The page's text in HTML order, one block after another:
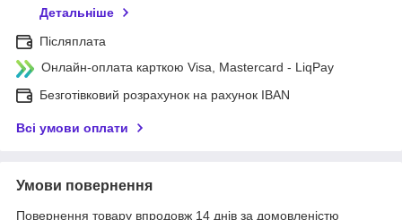
Детальніше
Післяплата
Онлайн-оплата карткою Visa, Mastercard - LiqPay
Безготівковий розрахунок на рахунок IBAN
Всі умови оплати
Умови повернення
Повернення товару впродовж 14 днів за домовленістю